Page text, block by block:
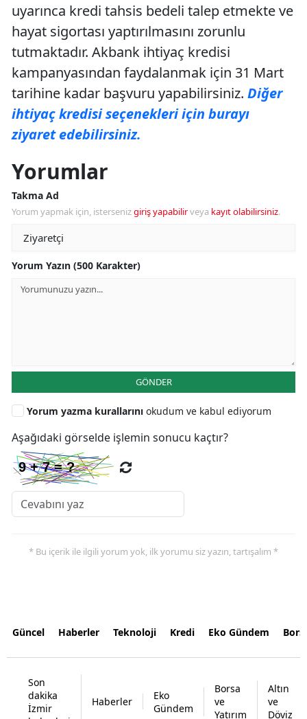
uyarınca kredi tahsis bedeli talep etmekte ve
hayat sigortası yaptırılmasını zorunlu
tutmaktadır. Akbank ihtiyaç kredisi
kampanyasından faydalanmak için 31 Mart
tarihine kadar başvuru yapabilirsiniz. Diğer
ihtiyaç kredisi seçenekleri için burayı
ziyaret edebilirsiniz.
Yorumlar
Takma Ad
Yorum yapmak için, istersenizgiriş yapabilirveya kayıt olabilirsiniz.
Yorum Yazın (500 Karakter)
GÖNDER
Yorum yazma kurallarını okudum ve kabul ediyorum
Aşağıdaki görselde işlemin sonucu kaçtır?
* Bu içerik ile ilgili yorum yok, ilk yorumu siz yazın, tartışalım *
Güncel Haberler Teknoloji Kredi Eko Gündem
Son
dakika
İzmir
Haberler
Eko
Gündem
Borsa
ve
Yatırım
Altın
ve
Döviz